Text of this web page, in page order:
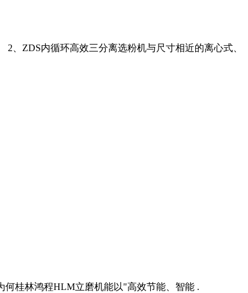
、ZDS内循环高效三分离选粉机与尺寸相近的离心式、
何桂林鸿程HLM立磨机能以"高效节能、智能 .